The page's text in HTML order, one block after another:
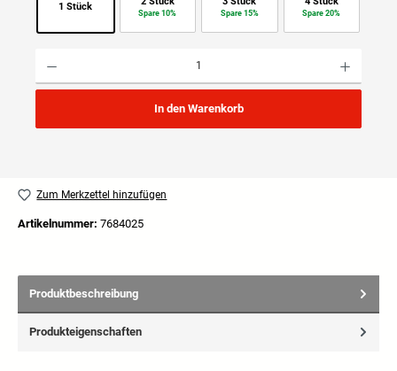
1 Stück
Spare 10% Spare 15% Spare 20%
In den Warenkorb
Zum Merkzettel hinzufügen
Artikelnummer: 7684025
Produktbeschreibung
Produkteigenschaften